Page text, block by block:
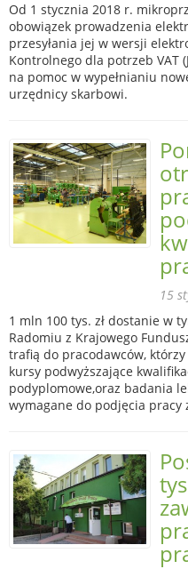
Od 1 stycznia 2018 r.
obowiązek prowadzenia
przesyłania jej w wersji
Kontrolnego dla potrzeb VAT
na pomoc w wypełnianiu
urzędnicy skarbowi.
15
1 mln 100 tys. zł dostanie w
Radomiu z Krajowego
trafią do pracodawców,
kursy podwyższające
podyplomowe,oraz badania
wymagane do podjęcia pracy